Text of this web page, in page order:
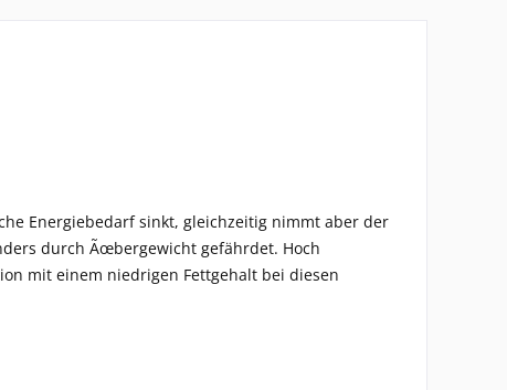
Energiebedarf sinkt, gleichzeitig nimmt aber der
durch Ãœbergewicht gefährdet. Hoch
mit einem niedrigen Fettgehalt bei diesen